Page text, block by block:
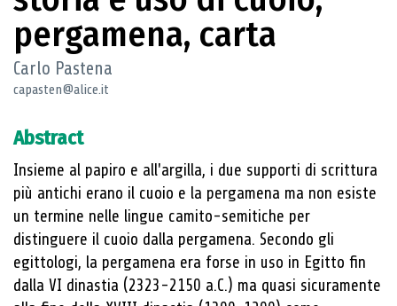
pergamena, carta
Carlo Pastena
capasten@alice.it
Abstract
Insieme al papiro e all'argilla, i due supporti di scrittura
più antichi erano il cuoio e la pergamena ma non esiste
un termine nelle lingue camito-semitiche per
distinguere il cuoio dalla pergamena. Secondo gli
egittologi, la pergamena era forse in uso in Egitto fin
dalla VI dinastia (2323-2150 a.C.) ma quasi sicuramente